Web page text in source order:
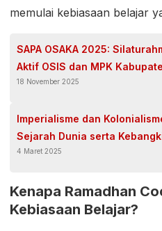
memulai kebiasaan belajar
SAPA OSAKA 2025:
Aktif OSIS dan MPK
18 November 2025
Imperialisme dan
Sejarah Dunia serta
Nasionalisme di Indonesia
4 Maret 2025
Kenapa Ramadhan
Kebiasaan Belajar?